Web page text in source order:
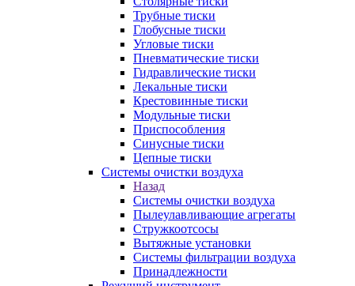
Трубные тиски
Глобусные тиски
Угловые тиски
Пневматические тиски
Гидравлические тиски
Лекальные тиски
Крестовинные тиски
Модульные тиски
Приспособления
Синусные тиски
Цепные тиски
Системы очистки воздуха
Назад
Системы очистки воздуха
Пылеулавливающие агрегаты
Стружкоотсосы
Вытяжные установки
Системы фильтрации воздуха
Принадлежности